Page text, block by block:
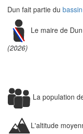
Dun fait partie du
Le maire de
(2026)
La population
L'altitude